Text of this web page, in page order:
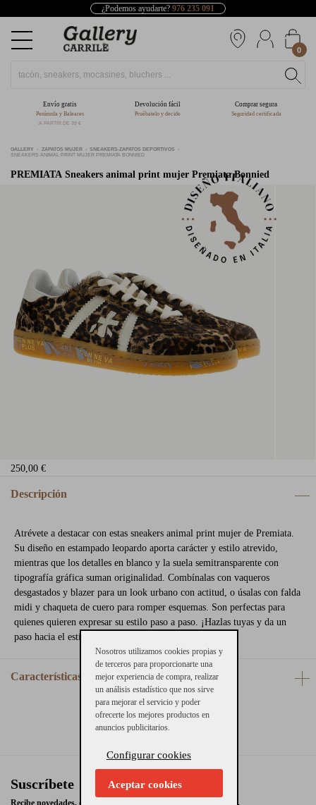
¿Podemos ayudarte? 976 235 091
0
Envío gratis
Península y Baleares
A PARTIR DE 39 €
Devolución fácil
Pruébatelo y decide
Comprar segura
Seguridad certificada
GALLERY ZAPATOS MUJER
SNEAKERS-ZAPATOS DEPORTIVOS
SNEAKERS ANIMAL PRINT MUJER PREMIATA BONNIED
PREMIATA Sneakers animal print mujer Premiata Bonnied
250,00 €
Descripción
Atrévete a destacar con estas sneakers animal print mujer de Premiata.
Su diseño en estampado leopardo aporta carácter y estilo atrevido,
mientras que los detalles en blanco y la suela semitransparente con
tipografía gráfica suman originalidad. Combínalas con vaqueros
desgastados y blazer para un look urbano con actitud, o úsalas con falda
midi y chaqueta de cuero para romper esquemas. Son perfectas para
quienes quieren expresar su estilo paso a paso. ¡Hazlas tuyas y da un
paso hacia el estilo con personalidad!
Características
Suscríbete
Recibe novedades, ofertas exclusivas y promociones en tu email.
Nosotros utilizamos cookies propias y
de terceros para proporcionarte una
mejor experiencia de compra, realizar
un análisis estadístico que nos sirve
para mejorar el servicio y poder
ofrecerte los mejores productos en
anuncios publicitarios.
Configurar cookies
Aceptar cookies